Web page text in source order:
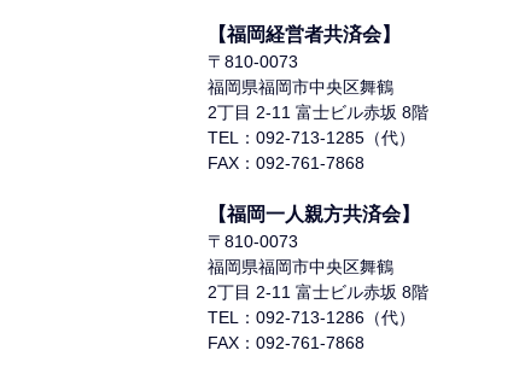
【福岡経営者共済会】
〒810-0073
福岡県福岡市中央区舞鶴
2丁目 2-11 富士ビル赤坂 8階
TEL：092-713-1285（代）
FAX：092-761-7868
【福岡一人親方共済会】
〒810-0073
福岡県福岡市中央区舞鶴
2丁目 2-11 富士ビル赤坂 8階
TEL：092-713-1286（代）
FAX：092-761-7868